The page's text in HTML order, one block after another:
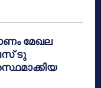
മേഖല
ടു